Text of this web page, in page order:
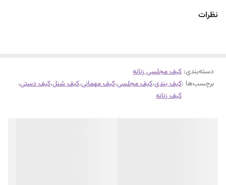
نظرات
دسته‌بندی: کیف مجلسی زنانه
برچسب‌ها :کیف بندی،کیف مجلسی،کیف مهمانی،کیف شنل،کیف دستی،
کیف زنانه